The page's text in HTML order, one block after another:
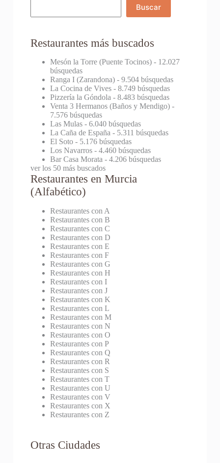
Buscar
Restaurantes más buscados
Mesón la Torre (Puente Tocinos)- 12.027
búsquedas
Ranga I (Zarandona)- 9.504 búsquedas
La Cocina de Vives- 8.749 búsquedas
Pizzería la Góndola - 8.483 búsquedas
Venta 3 Hermanos (Baños y Mendigo)-
7.576 búsquedas
Las Mulas- 6.040 búsquedas
La Caña de España - 5.311 búsquedas
El Soto- 5.176 búsquedas
Los Navarros- 4.460 búsquedas
Bar Casa Morata - 4.206 búsquedas
ver los 50 más buscados
Restaurantes en Murcia
(Alfabético)
Restaurantes con A
Restaurantes con B
Restaurantes con C
Restaurantes con D
Restaurantes con E
Restaurantes con F
Restaurantes con G
Restaurantes con H
Restaurantes con I
Restaurantes con J
Restaurantes con K
Restaurantes con L
Restaurantes con M
Restaurantes con N
Restaurantes con O
Restaurantes con P
Restaurantes con Q
Restaurantes con R
Restaurantes con S
Restaurantes con T
Restaurantes con U
Restaurantes con V
Restaurantes con X
Restaurantes con Z
Otras Ciudades